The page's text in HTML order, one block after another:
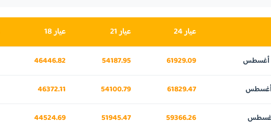
عيار 24 عيار 21 عيار 18
61929.09
54187.95
46446.82
61829.47
54100.79
46372.11
59366.26
51945.47
44524.69